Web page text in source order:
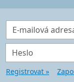
E-mailová adresa
Heslo
Registrovat »